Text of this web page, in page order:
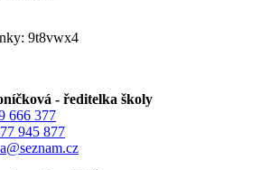
9t8vwx4
- ředitelka školy
666 377
945 877